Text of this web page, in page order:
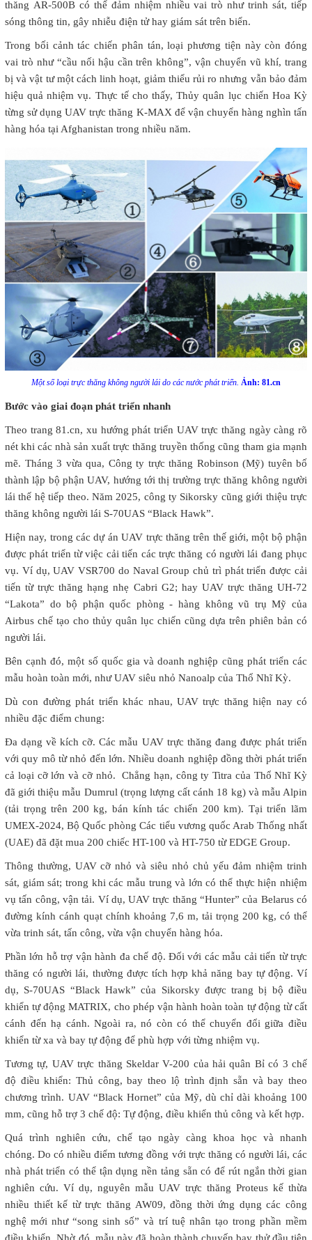
thăng AR-500B có thể đảm nhiệm nhiều vai trò như trinh sát, tiếp
sóng thông tin, gây nhiễu điện tử hay giám sát trên biển.
Trong bối cảnh tác chiến phân tán, loại phương tiện này còn đóng
vai trò như “cầu nối hậu cần trên không”, vận chuyển vũ khí, trang
bị và vật tư một cách linh hoạt, giảm thiểu rủi ro nhưng vẫn bảo đảm
hiệu quả nhiệm vụ. Thực tế cho thấy, Thủy quân lục chiến Hoa Kỳ
từng sử dụng UAV trực thăng K-MAX để vận chuyển hàng nghìn tấn
hàng hóa tại Afghanistan trong nhiều năm.
Một số loại trực thăng không người lái do các nước phát triển. Ảnh: 81.cn
Bước vào giai đoạn phát triển nhanh
Theo trang 81.cn, xu hướng phát triển UAV trực thăng ngày càng rõ
nét khi các nhà sản xuất trực thăng truyền thống cũng tham gia mạnh
mẽ. Tháng 3 vừa qua, Công ty trực thăng Robinson (Mỹ) tuyên bố
thành lập bộ phận UAV, hướng tới thị trường trực thăng không người
lái thế hệ tiếp theo. Năm 2025, công ty Sikorsky cũng giới thiệu trực
thăng không người lái S-70UAS “Black Hawk”.
Hiện nay, trong các dự án UAV trực thăng trên thế giới, một bộ phận
được phát triển từ việc cải tiến các trực thăng có người lái đang phục
vụ. Ví dụ, UAV VSR700 do Naval Group chủ trì phát triển được cải
tiến từ trực thăng hạng nhẹ Cabri G2; hay UAV trực thăng UH-72
“Lakota” do bộ phận quốc phòng - hàng không vũ trụ Mỹ của
Airbus chế tạo cho thủy quân lục chiến cũng dựa trên phiên bản có
người lái.
Bên cạnh đó, một số quốc gia và doanh nghiệp cũng phát triển các
mẫu hoàn toàn mới, như UAV siêu nhỏ Nanoalp của Thổ Nhĩ Kỳ.
Dù con đường phát triển khác nhau, UAV trực thăng hiện nay có
nhiều đặc điểm chung:
Đa dạng về kích cỡ. Các mẫu UAV trực thăng đang được phát triển
với quy mô từ nhỏ đến lớn. Nhiều doanh nghiệp đồng thời phát triển
cả loại cỡ lớn và cỡ nhỏ. Chẳng hạn, công ty Titra của Thổ Nhĩ Kỳ
đã giới thiệu mẫu Dumrul (trọng lượng cất cánh 18 kg) và mẫu Alpin
(tải trọng trên 200 kg, bán kính tác chiến 200 km). Tại triển lãm
UMEX-2024, Bộ Quốc phòng Các tiểu vương quốc Arab Thống nhất
(UAE) đã đặt mua 200 chiếc HT-100 và HT-750 từ EDGE Group.
Thông thường, UAV cỡ nhỏ và siêu nhỏ chủ yếu đảm nhiệm trinh
sát, giám sát; trong khi các mẫu trung và lớn có thể thực hiện nhiệm
vụ tấn công, vận tải. Ví dụ, UAV trực thăng “Hunter” của Belarus có
đường kính cánh quạt chính khoảng 7,6 m, tải trọng 200 kg, có thể
vừa trinh sát, tấn công, vừa vận chuyển hàng hóa.
Phần lớn hỗ trợ vận hành đa chế độ. Đối với các mẫu cải tiến từ trực
thăng có người lái, thường được tích hợp khả năng bay tự động. Ví
dụ, S-70UAS “Black Hawk” của Sikorsky được trang bị bộ điều
khiển tự động MATRIX, cho phép vận hành hoàn toàn tự động từ cất
cánh đến hạ cánh. Ngoài ra, nó còn có thể chuyển đổi giữa điều
khiển từ xa và bay tự động để phù hợp với từng nhiệm vụ.
Tương tự, UAV trực thăng Skeldar V-200 của hải quân Bỉ có 3 chế
độ điều khiển: Thủ công, bay theo lộ trình định sẵn và bay theo
chương trình. UAV “Black Hornet” của Mỹ, dù chỉ dài khoảng 100
mm, cũng hỗ trợ 3 chế độ: Tự động, điều khiển thủ công và kết hợp.
Quá trình nghiên cứu, chế tạo ngày càng khoa học và nhanh
chóng. Do có nhiều điểm tương đồng với trực thăng có người lái, các
nhà phát triển có thể tận dụng nền tảng sẵn có để rút ngắn thời gian
nghiên cứu. Ví dụ, nguyên mẫu UAV trực thăng Proteus kế thừa
nhiều thiết kế từ trực thăng AW09, đồng thời ứng dụng các công
nghệ mới như “song sinh số” và trí tuệ nhân tạo trong phần mềm